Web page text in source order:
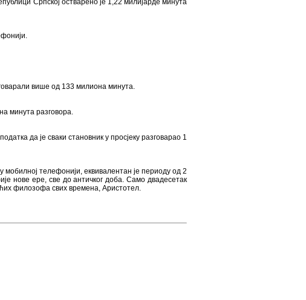
Српској остварено је 1,22 милијарде минута
више од 133 милиона минута.
минута разговора.
да је сваки становник у просјеку разговарао 1
телефонији, еквивалентан је периоду од 2
нове ере, све до античког доба. Само двадесетак
филозофа свих времена, Аристотел.